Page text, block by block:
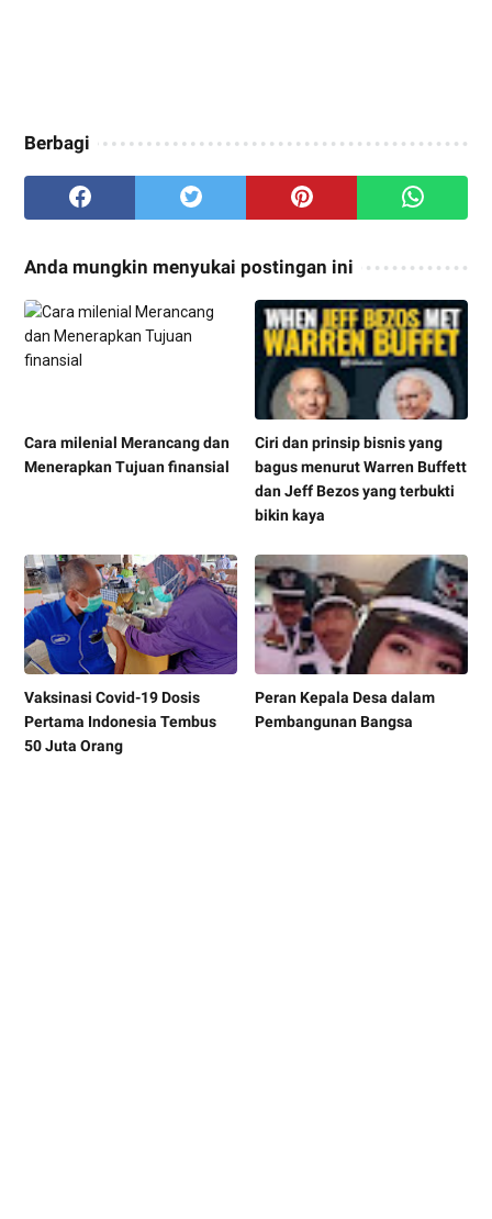
Berbagi
Anda mungkin menyukai postingan ini
Cara milenial Merancang dan
Menerapkan Tujuan finansial
Ciri dan prinsip bisnis yang
bagus menurut Warren Buffett
dan Jeff Bezos yang terbukti
bikin kaya
Vaksinasi Covid-19 Dosis
Pertama Indonesia Tembus
50 Juta Orang
Peran Kepala Desa dalam
Pembangunan Bangsa